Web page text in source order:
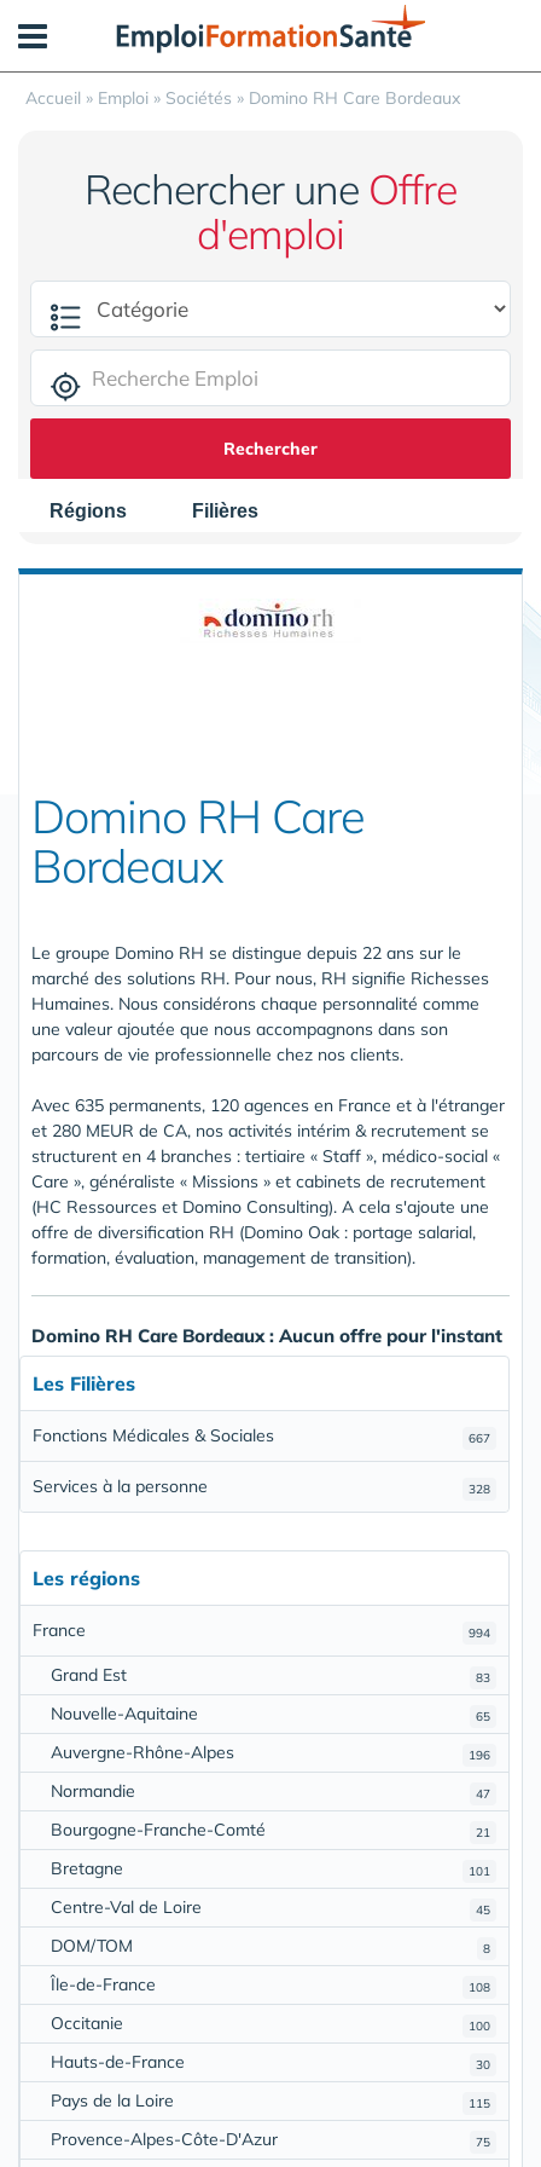
Accueil » Emploi » Sociétés » Domino RH Care Bordeaux
Rechercher une Offre
d'emploi
Rechercher
Régions Filières
Domino RH Care
Bordeaux
Le groupe Domino RH se distingue depuis 22 ans sur le
marché des solutions RH. Pour nous, RH signifie Richesses
Humaines. Nous considérons chaque personnalité comme
une valeur ajoutée que nous accompagnons dans son
parcours de vie professionnelle chez nos clients.
Avec 635 permanents, 120 agences en France et à l'étranger
et 280 MEUR de CA, nos activités intérim & recrutement se
structurent en 4 branches : tertiaire « Staff », médico-social «
Care », généraliste « Missions » et cabinets de recrutement
(HC Ressources et Domino Consulting). A cela s'ajoute une
offre de diversification RH (Domino Oak : portage salarial,
formation, évaluation, management de transition).
Domino RH Care Bordeaux : Aucun offre pour l'instant
Les Filières
667
Fonctions Médicales & Sociales
328
Services à la personne
Les régions
994
France
83
Grand Est
65
Nouvelle-Aquitaine
196
Auvergne-Rhône-Alpes
47
Normandie
21
Bourgogne-Franche-Comté
101
Bretagne
45
Centre-Val de Loire
8
DOM/TOM
108
Île-de-France
100
Occitanie
30
Hauts-de-France
115
Pays de la Loire
75
Provence-Alpes-Côte-D'Azur